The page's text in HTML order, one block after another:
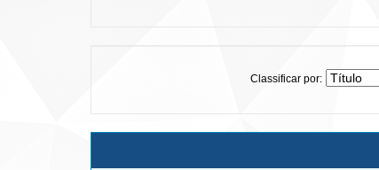
Classificar por: